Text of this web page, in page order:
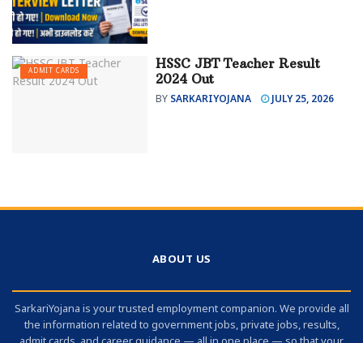
ADMIT CARDS
HSSC JBT Teacher Result
2024 Out
BY SARKARIYOJANA JULY 25, 2026
ABOUT US
SarkariYojana is your trusted employment companion. We provide all
the information related to government jobs, private jobs, results,